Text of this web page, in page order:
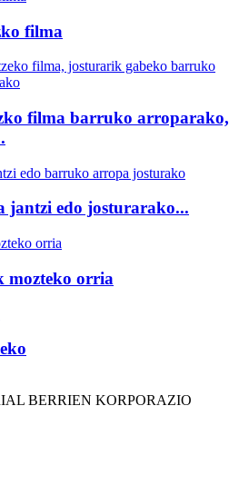
filma
filma barruko arroparako,
jantzi edo josturarako...
mozteko orria
BERRIEN KORPORAZIO